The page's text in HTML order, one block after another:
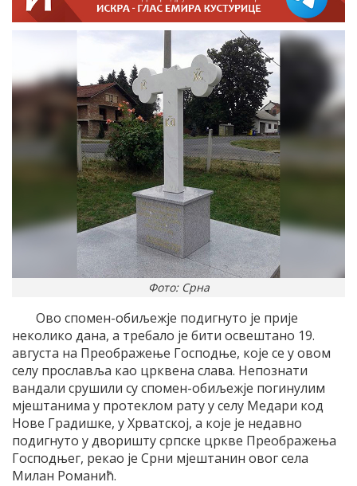
Фото: Срна
Ово спомен-обиљежје подигнуто је прије
неколико дана, а требало је бити освештано 19.
августа на Преображење Господње, које се у овом
селу прославља као црквена слава. Непознати
вандали срушили су спомен-обиљежје погинулим
мјештанима у протеклом рату у селу Медари код
Нове Градишке, у Хрватској, а које је недавно
подигнуто у дворишту српске цркве Преображења
Господњег, рекао је Срни мјештанин овог села
Милан Романић.